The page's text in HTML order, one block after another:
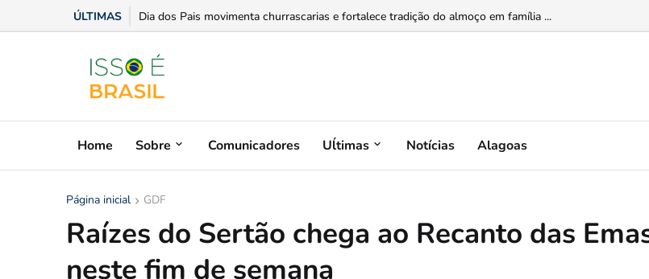
ÚLTIMAS Dia dos Pais movimenta churrascarias e fortalece tradição do almoço em família ...
Home Sobre Comunicadores Uĺtimas Notícias Alagoas
Página inicial GDF
Raízes do Sertão chega ao Recanto das
neste fim de semana